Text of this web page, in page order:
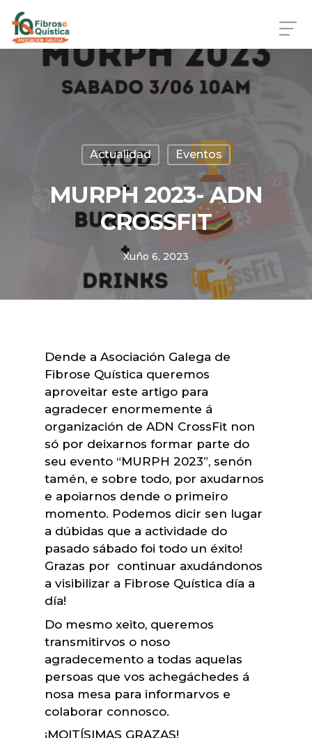
Actualidad Eventos
MURPH 2023- ADN
CROSSFIT
Xuño 6, 2023
Dende a Asociación Galega de
Fibrose Quística queremos
aproveitar este artigo para
agradecer enormemente á
organización de ADN CrossFit non
só por deixarnos formar parte do
seu evento “MURPH 2023”, senón
tamén, e sobre todo, por axudarnos
e apoiarnos dende o primeiro
momento. Podemos dicir sen lugar
a dúbidas que a actividade do
pasado sábado foi todo un éxito!
Grazas por continuar axudándonos
a visibilizar a Fibrose Quística día a
día!
Do mesmo xeito, queremos
transmitirvos o noso
agradecemento a todas aquelas
persoas que vos achegáchedes á
nosa mesa para informarvos e
colaborar connosco.
¡MOITÍSIMAS GRAZAS!